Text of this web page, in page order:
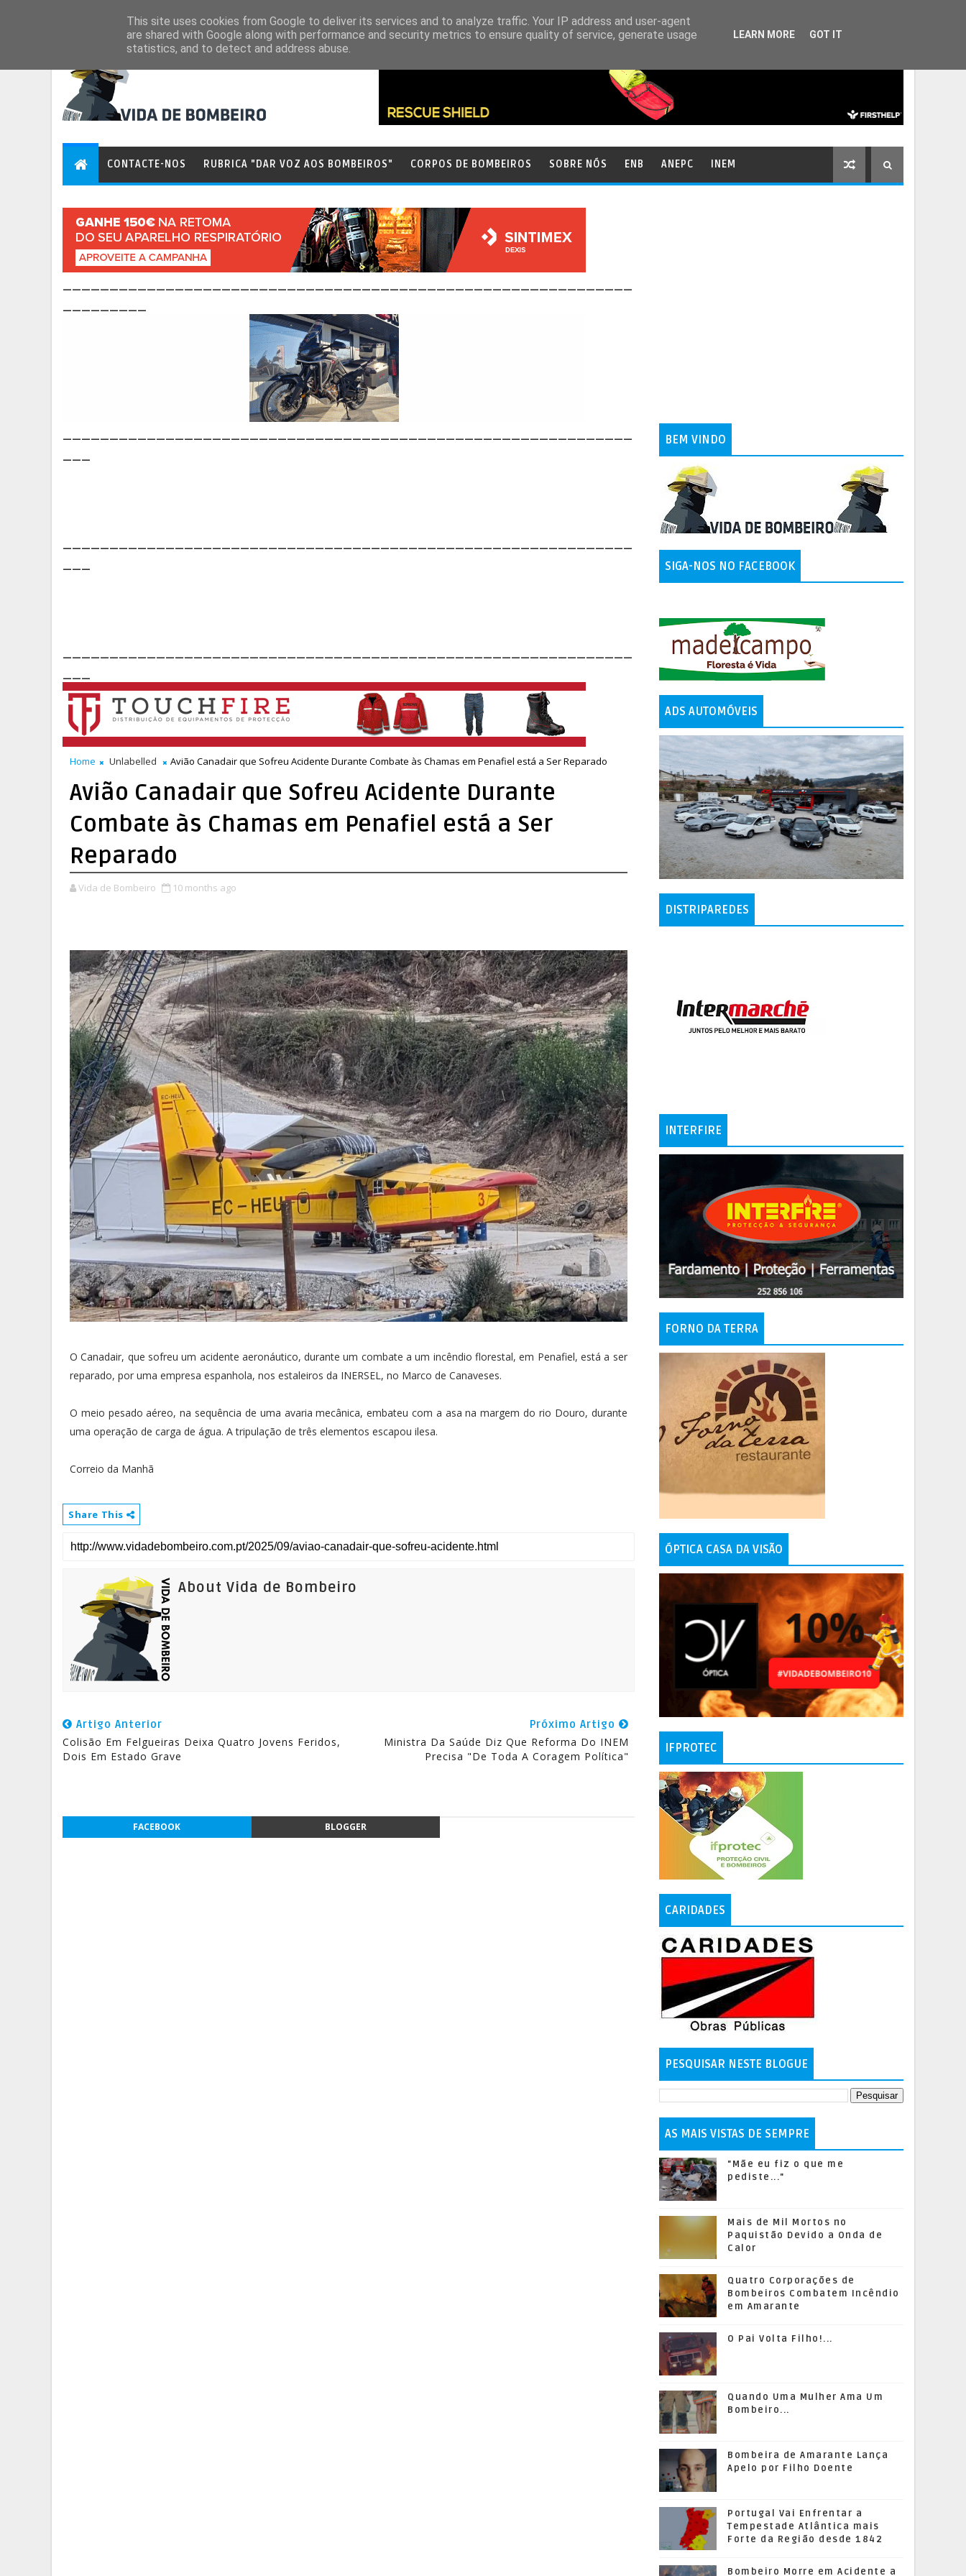
CONTACTE-NOS RUBRICA "DAR VOZ AOS BOMBEIROS" CORPOS DE BOMBEIROS SOBRE NÓS ENB ANEPC INEM
Home Unlabelled Avião Canadair que Sofreu Acidente Durante Combate às Chamas em Penafiel está a Ser Reparado
Avião Canadair que Sofreu Acidente Durante
Combate às Chamas em Penafiel está a Ser
Reparado
Vida de Bombeiro 10 months ago
O Canadair, que sofreu um acidente aeronáutico, durante um combate a um incêndio florestal, em Penafiel, está a ser
reparado, por uma empresa espanhola, nos estaleiros da INERSEL, no Marco de Canaveses.
O meio pesado aéreo, na sequência de uma avaria mecânica, embateu com a asa na margem do rio Douro, durante
uma operação de carga de água. A tripulação de três elementos escapou ilesa.
Correio da Manhã
Share This
About Vida de Bombeiro
Artigo Anterior
Colisão Em Felgueiras Deixa Quatro Jovens Feridos,
Dois Em Estado Grave
Próximo Artigo
Ministra Da Saúde Diz Que Reforma Do INEM
Precisa "de Toda A Coragem Política"
FACEBOOK BLOGGER
BEM VINDO
SIGA-NOS NO FACEBOOK
ADS AUTOMÓVEIS
DISTRIPAREDES
INTERFIRE
FORNO DA TERRA
ÓPTICA CASA DA VISÃO
IFPROTEC
CARIDADES
PESQUISAR NESTE BLOGUE
AS MAIS VISTAS DE SEMPRE
"Mãe eu fiz o que me
pediste..."
Mais de Mil Mortos no
Paquistão Devido a Onda de
Calor
Quatro Corporações de
Bombeiros Combatem Incêndio
em Amarante
O Pai Volta Filho!...
Quando Uma Mulher Ama Um
Bombeiro...
Bombeira de Amarante Lança
Apelo por Filho Doente
Portugal Vai Enfrentar a
Tempestade Atlântica mais
Forte da Região desde 1842
Bombeiro Morre em Acidente a
This site uses cookies from Google to deliver its services and to analyze traffic. Your IP address and user-agent
are shared with Google along with performance and security metrics to ensure quality of service, generate usage
statistics, and to detect and address abuse.
LEARN MORE GOT IT